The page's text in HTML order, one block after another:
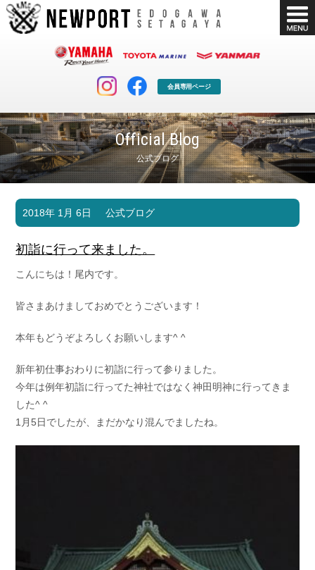
会員専用ページ
Official Blog
公式ブログ
マリンクラブ
マリンライフを堪能したい！
ボート販売
ボート免許
長年の実績と信頼！
Shop Info.
お問い合わせ
Contact us
採用情報
Recruit Link
2018年 1月 6日 公式ブログ
初詣に行って来ました。
こんにちは！尾内です。
皆さまあけましておめでとうございます！
本年もどうぞよろしくお願いします^ ^
新年初仕事おわりに初詣に行って参りました。
今年は例年初詣に行ってた神社ではなく神田明神に行ってきま
した^ ^
1月5日でしたが、まだかなり混んでましたね。